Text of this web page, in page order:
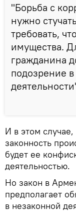
"Борьба с
нужно
требовать,
имущества.
гражданина
подозрение
И в этом
законность
будет ее
деятельностью.
Но закон в
предполагает
в незаконной